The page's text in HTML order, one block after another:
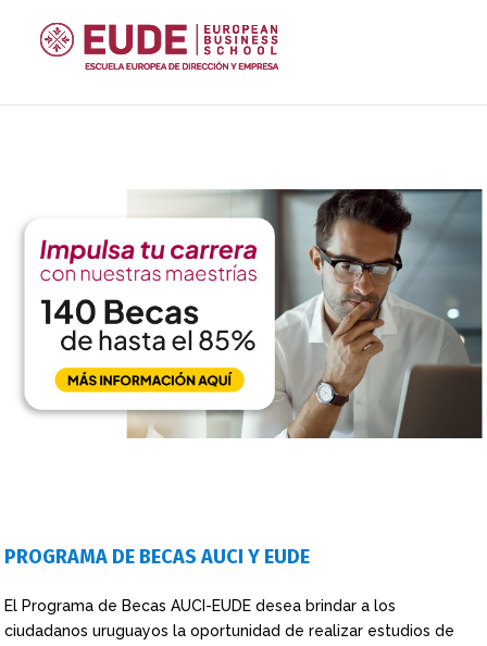
PROGRAMA DE BECAS AUCI Y EUDE
El Programa de Becas AUCI-EUDE desea brindar a los
ciudadanos uruguayos la oportunidad de realizar estudios de